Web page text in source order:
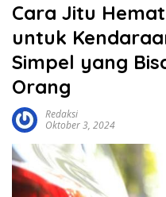
Cara Jitu
untuk
Simpel yang
Orang
Redaksi
Oktober 3, 2024